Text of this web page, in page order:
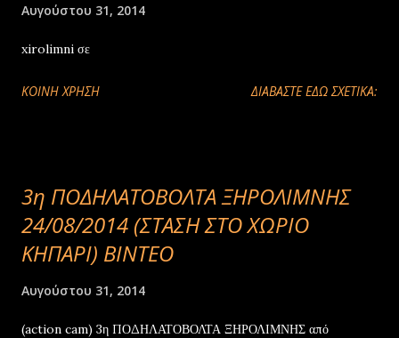
Αυγούστου 31, 2014
xirolimni σε
ΚΟΙΝΉ ΧΡΉΣΗ ΔΙΑΒΑΣΤΕ ΕΔΩ ΣΧΕΤΙΚΑ:
3η ΠΟΔΗΛΑΤΟΒΟΛΤΑ ΞΗΡΟΛΙΜΝΗΣ
24/08/2014 (ΣΤΑΣΗ ΣΤΟ ΧΩΡΙΟ
ΚΗΠΑΡΙ) ΒΙΝΤΕΟ
Αυγούστου 31, 2014
(action cam) 3η ΠΟΔΗΛΑΤΟΒΟΛΤΑ ΞΗΡΟΛΙΜΝΗΣ από